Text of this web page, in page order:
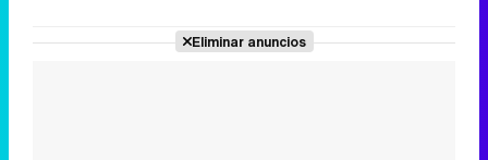
Eliminar anuncios